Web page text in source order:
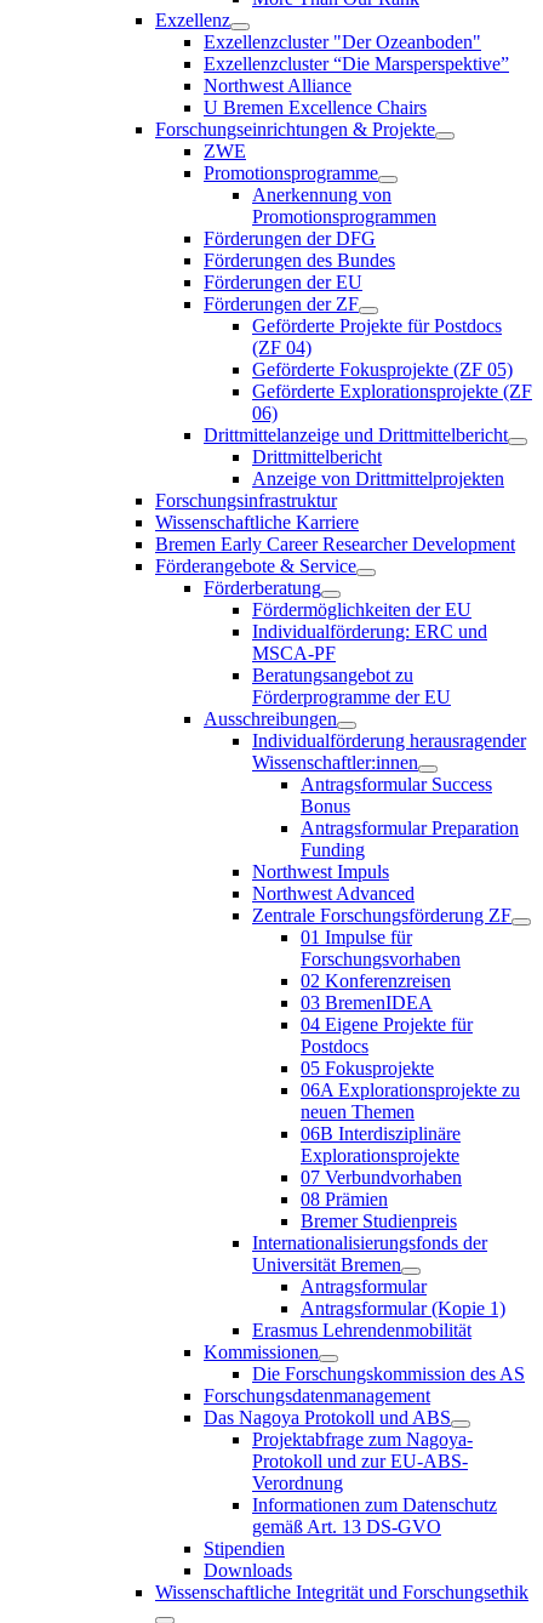
Exzellenz
Exzellenzcluster "Der Ozeanboden"
Exzellenzcluster “Die Marsperspektive”
Northwest Alliance
U Bremen Excellence Chairs
Forschungseinrichtungen & Projekte
ZWE
Promotionsprogramme
Anerkennung von
Promotionsprogrammen
Förderungen der DFG
Förderungen des Bundes
Förderungen der EU
Förderungen der ZF
Geförderte Projekte für Postdocs
(ZF 04)
Geförderte Fokusprojekte (ZF 05)
Geförderte Explorationsprojekte (ZF
06)
Drittmittelanzeige und Drittmittelbericht
Drittmittelbericht
Anzeige von Drittmittelprojekten
Forschungsinfrastruktur
Wissenschaftliche Karriere
Bremen Early Career Researcher Development
Förderangebote & Service
Förderberatung
Fördermöglichkeiten der EU
Individualförderung: ERC und
MSCA-PF
Beratungsangebot zu
Förderprogramme der EU
Ausschreibungen
Individualförderung herausragender
Wissenschaftler:innen
Antragsformular Success
Bonus
Antragsformular Preparation
Funding
Northwest Impuls
Northwest Advanced
Zentrale Forschungsförderung ZF
01 Impulse für
Forschungsvorhaben
02 Konferenzreisen
03 BremenIDEA
04 Eigene Projekte für
Postdocs
05 Fokusprojekte
06A Explorationsprojekte zu
neuen Themen
06B Interdisziplinäre
Explorationsprojekte
07 Verbundvorhaben
08 Prämien
Bremer Studienpreis
Internationalisierungsfonds der
Universität Bremen
Antragsformular
Antragsformular (Kopie 1)
Erasmus Lehrendenmobilität
Kommissionen
Die Forschungskommission des AS
Forschungsdatenmanagement
Das Nagoya Protokoll und ABS
Projektabfrage zum Nagoya-
Protokoll und zur EU-ABS-
Verordnung
Informationen zum Datenschutz
gemäß Art. 13 DS-GVO
Stipendien
Downloads
Wissenschaftliche Integrität und Forschungsethik